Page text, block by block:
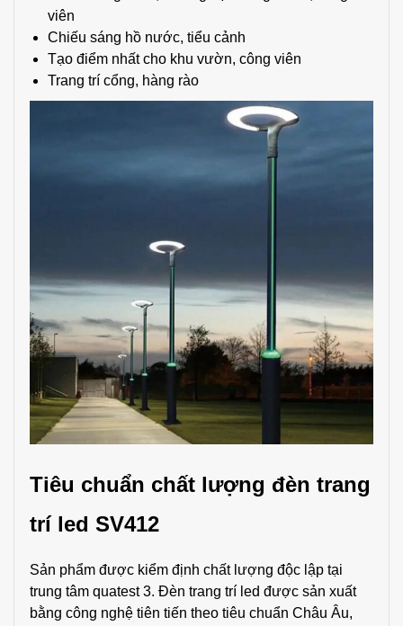
viên
Chiếu sáng hồ nước, tiểu cảnh
Tạo điểm nhất cho khu vườn, công viên
Trang trí cổng, hàng rào
Tiêu chuẩn chất lượng đèn trang
trí led SV412
Sản phẩm được kiểm định chất lượng độc lập tại
trung tâm quatest 3. Đèn trang trí led được sản xuất
bằng công nghệ tiên tiến theo tiêu chuẩn Châu Âu,